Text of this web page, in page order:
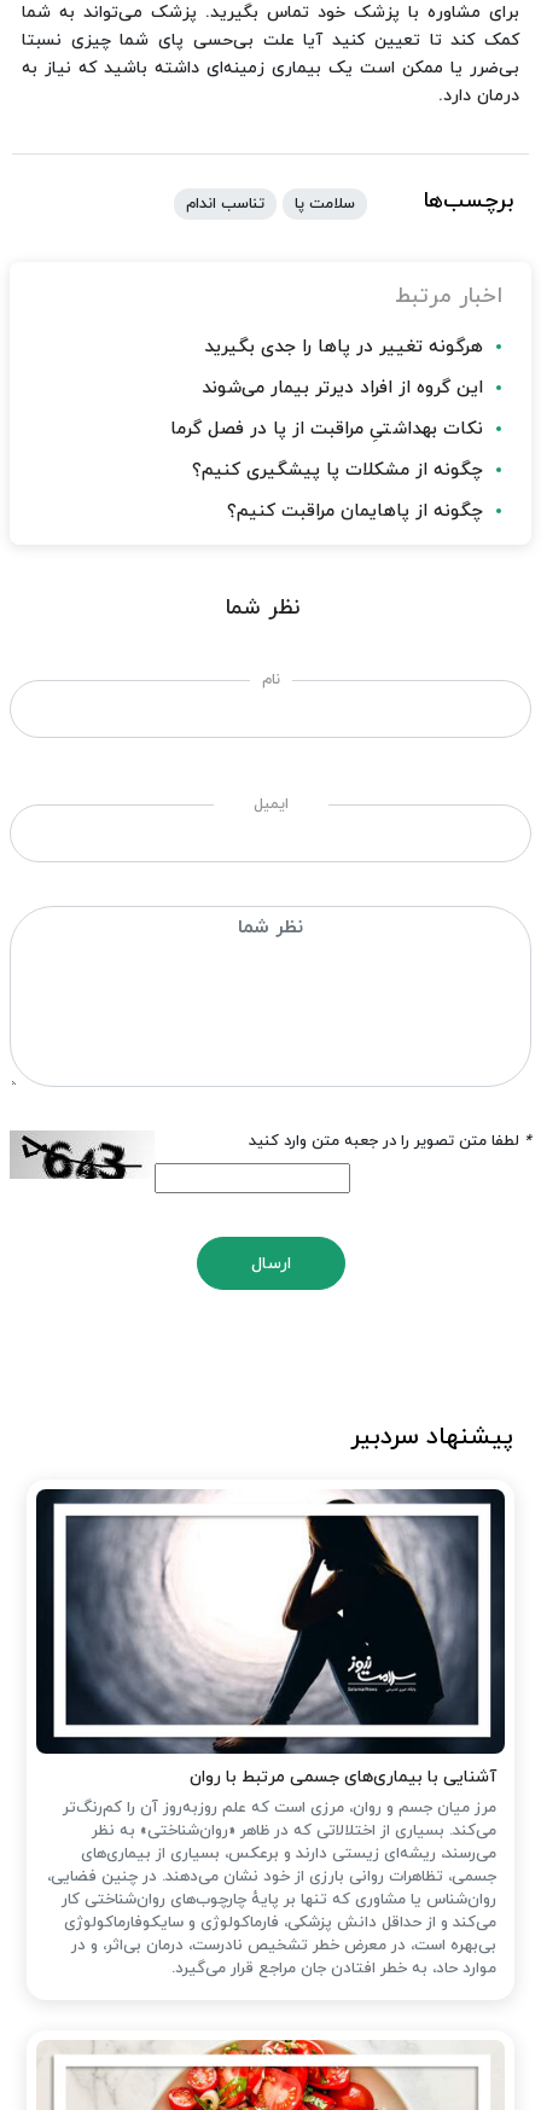
برای مشاوره با پزشک خود تماس بگیرید. پزشک می‌تواند به شما
کمک کند تا تعیین کنید آیا علت بی‌حسی پای شما چیزی نسبتا
بی‌ضرر یا ممکن است یک بیماری زمینه‌ای داشته باشید که نیاز به
درمان دارد.
برچسب‌ها سلامت پا تناسب اندام
اخبار مرتبط
هرگونه تغییر در پاها را جدی بگیرید
این گروه از افراد دیرتر بیمار می‌شوند
نکات بهداشتیِ مراقبت از پا در فصل گرما
چگونه از مشکلات پا پیشگیری کنیم؟
چگونه از پاهایمان مراقبت کنیم؟
نظر شما
نام
ایمیل
* لطفا متن تصویر را در جعبه متن وارد کنید
ارسال
پیشنهاد سردبیر
آشنایی با بیماری‌های جسمی مرتبط با روان
مرز میان جسم و روان، مرزی است که علم روزبه‌روز آن را کم‌رنگ‌تر
می‌کند. بسیاری از اختلالاتی که در ظاهر «روان‌شناختی» به نظر
می‌رسند، ریشه‌ای زیستی دارند و برعکس، بسیاری از بیماری‌های
جسمی، تظاهرات روانی بارزی از خود نشان می‌دهند. در چنین فضایی،
روان‌شناس یا مشاوری که تنها بر پایهٔ چارچوب‌های روان‌شناختی کار
می‌کند و از حداقل دانش پزشکی، فارماکولوژی و سایکوفارماکولوژی
بی‌بهره است، در معرض خطر تشخیص نادرست، درمان بی‌اثر، و در
موارد حاد، به خطر افتادن جان مراجع قرار می‌گیرد.